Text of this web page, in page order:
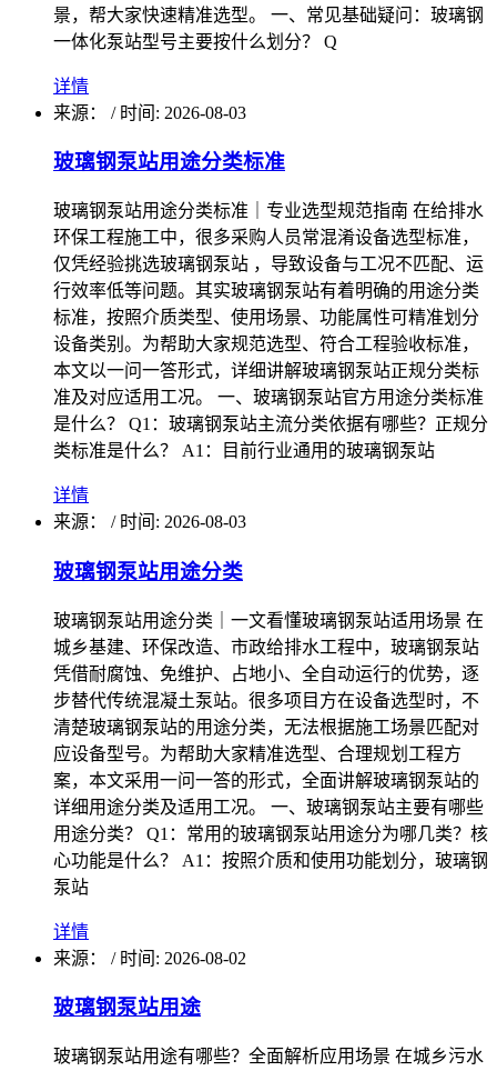
景，帮大家快速精准选型。 一、常见基础疑问：玻璃钢
一体化泵站型号主要按什么划分？ Q
详情
来源：
/ 时间: 2026-08-03
玻璃钢泵站用途分类标准
玻璃钢泵站用途分类标准｜专业选型规范指南 在给排水
环保工程施工中，很多采购人员常混淆设备选型标准，
仅凭经验挑选玻璃钢泵站 ，导致设备与工况不匹配、运
行效率低等问题。其实玻璃钢泵站有着明确的用途分类
标准，按照介质类型、使用场景、功能属性可精准划分
设备类别。为帮助大家规范选型、符合工程验收标准，
本文以一问一答形式，详细讲解玻璃钢泵站正规分类标
准及对应适用工况。 一、玻璃钢泵站官方用途分类标准
是什么？ Q1：玻璃钢泵站主流分类依据有哪些？正规分
类标准是什么？ A1：目前行业通用的玻璃钢泵站
详情
来源：
/ 时间: 2026-08-03
玻璃钢泵站用途分类
玻璃钢泵站用途分类｜一文看懂玻璃钢泵站适用场景 在
城乡基建、环保改造、市政给排水工程中，玻璃钢泵站
凭借耐腐蚀、免维护、占地小、全自动运行的优势，逐
步替代传统混凝土泵站。很多项目方在设备选型时，不
清楚玻璃钢泵站的用途分类，无法根据施工场景匹配对
应设备型号。为帮助大家精准选型、合理规划工程方
案，本文采用一问一答的形式，全面讲解玻璃钢泵站的
详细用途分类及适用工况。 一、玻璃钢泵站主要有哪些
用途分类？ Q1：常用的玻璃钢泵站用途分为哪几类？核
心功能是什么？ A1：按照介质和使用功能划分，玻璃钢
泵站
详情
来源：
/ 时间: 2026-08-02
玻璃钢泵站用途
玻璃钢泵站用途有哪些？全面解析应用场景 在城乡污水